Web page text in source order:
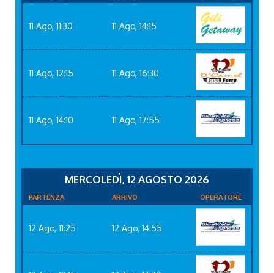
11 Ago, 11:30 11 Ago, 14:15
11 Ago, 12:15 11 Ago, 16:30
11 Ago, 14:10 11 Ago, 17:55
MERCOLEDÌ, 12 AGOSTO 2026
PARTENZA ARRIVO OPERATORE
12 Ago, 11:25 12 Ago, 14:55